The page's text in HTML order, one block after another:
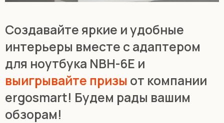
Создавайте яркие и удобные
интерьеры вместе с адаптером
для ноутбука NBH-6E и
выигрывайте призы от компании
ergosmart! Будем рады вашим
обзорам!